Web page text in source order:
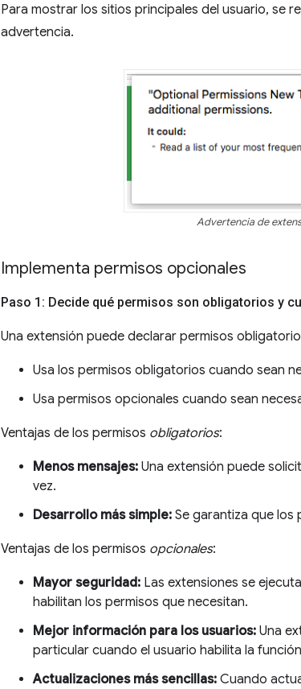
Para mostrar los sitios principales del usuario, se
advertencia.
Advertencia de
Implementa permisos opcionales
Paso 1: Decide qué permisos son obligatorios y
Una extensión puede declarar permisos
Usa los permisos obligatorios cuando sean
Usa permisos opcionales cuando sean
Ventajas de los permisos obligatorios:
Menos mensajes: Una extensión puede
vez.
Desarrollo más simple: Se garantiza que los
Ventajas de los permisos opcionales:
Mayor seguridad: Las extensiones se
habilitan los permisos que necesitan.
Mejor información para los usuarios: Una
particular cuando el usuario habilita la
Actualizaciones más sencillas: Cuando